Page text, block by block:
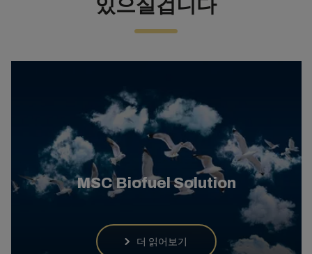
있으실겁니다
MSC Biofuel Solution
더 읽어보기